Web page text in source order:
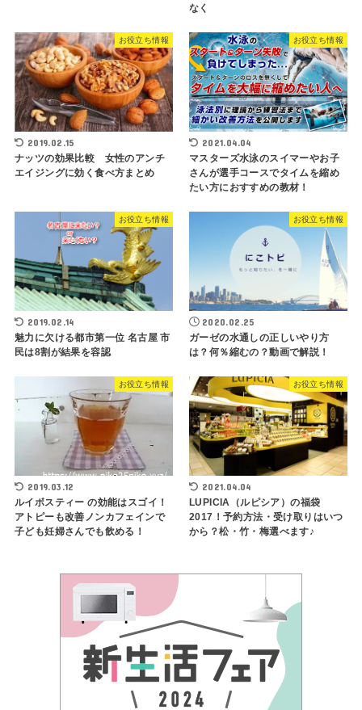
なく
お役立ち情報
2019.02.15
ナッツの効果比較 女性のアンチ
エイジングに効く食べ方まとめ
お役立ち情報
2021.04.04
マスターズ水泳のスイマーやお子
さんが選手コースでタイムを縮め
たい方におすすめの教材！
お役立ち情報
2019.02.14
魅力に欠ける都市第一位 名古屋 市
民は8割が結果を容認
お役立ち情報
2020.02.25
ガーゼの水通しの正しいやり方
は？何％縮むの？動画で解説！
お役立ち情報
2019.03.12
ルイボスティー の効能はスゴイ！
アトピーも改善ノンカフェインで
子ども妊婦さんでも飲める！
お役立ち情報
2021.04.04
LUPICIA（ルピシア）の福袋
2017！予約方法・受け取りはいつ
から？松・竹・梅選べます♪